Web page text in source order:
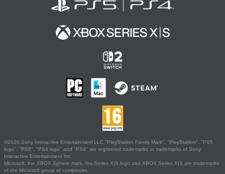
©2026 Sony Interactive Entertainment LLC."PlayStation Family Mark", "PlayStation", "PS5
logo", "PS5", "PS4 logo" and "PS4" are registered trademarks or trademarks of Sony
Interactive Entertainment Inc.
Microsoft, the XBOX Sphere mark, the Series X|S logo and XBOX Series X|S are trademarks
of the Microsoft group of companies.